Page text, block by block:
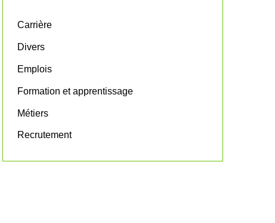
o
Carrière
Divers
Emplois
Formation et apprentissage
Métiers
Recrutement